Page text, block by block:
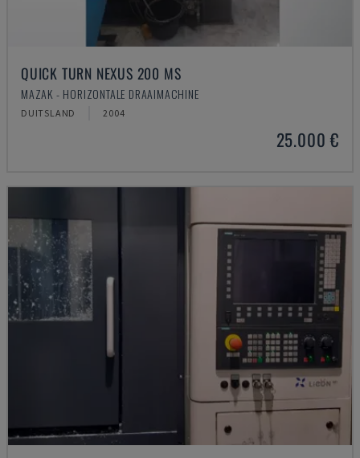
QUICK TURN NEXUS 200 MS
MAZAK - HORIZONTALE DRAAIMACHINE
DUITSLAND 2004
25.000 €